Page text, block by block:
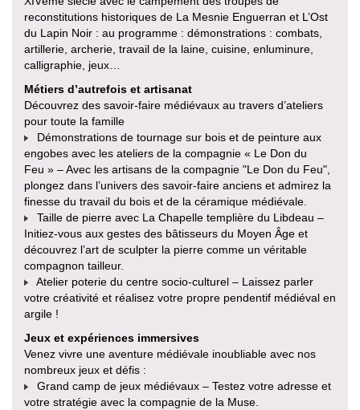
reconstitutions historiques de La Mesnie Enguerran et L’Ost
du Lapin Noir : au programme : démonstrations : combats,
artillerie, archerie, travail de la laine, cuisine, enluminure,
calligraphie, jeux…
Métiers d’autrefois et artisanat
Découvrez des savoir-faire médiévaux au travers d’ateliers
pour toute la famille
Démonstrations de tournage sur bois et de peinture aux
engobes avec les ateliers de la compagnie « Le Don du
Feu » – Avec les artisans de la compagnie "Le Don du Feu",
plongez dans l’univers des savoir-faire anciens et admirez la
finesse du travail du bois et de la céramique médiévale.
Taille de pierre avec La Chapelle templière du Libdeau –
Initiez-vous aux gestes des bâtisseurs du Moyen Âge et
découvrez l’art de sculpter la pierre comme un véritable
compagnon tailleur.
Atelier poterie du centre socio-culturel – Laissez parler
votre créativité et réalisez votre propre pendentif médiéval en
argile !
Jeux et expériences immersives
Venez vivre une aventure médiévale inoubliable avec nos
nombreux jeux et défis :
Grand camp de jeux médiévaux – Testez votre adresse et
votre stratégie avec la compagnie de la Muse.